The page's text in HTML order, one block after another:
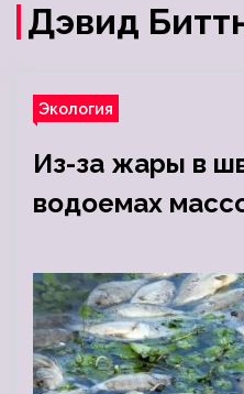
Дэвид
Экология
Из-за жары в
водоемах